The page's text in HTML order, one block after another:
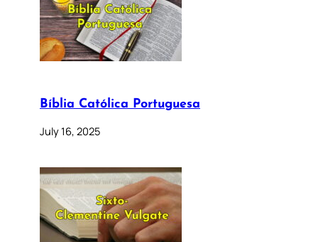
Bíblia Católica Portuguesa
July 16, 2025